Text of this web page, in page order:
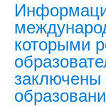
которыми
заключены